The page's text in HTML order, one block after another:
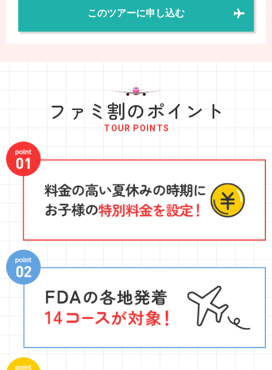
このツアーに申し込む
ファミ割のポイント
TOUR POINTS